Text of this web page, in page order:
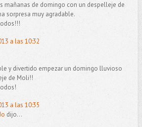
mañanas de domingo con un despelleje de
sorpresa muy agradable.
a las 10:32
y divertido empezar un domingo lluvioso
de Moli!!
a las 10:35
dijo...